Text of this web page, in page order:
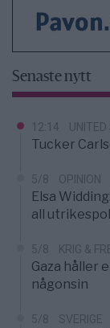
Senaste nytt
12:14
Tucker
5/8 OPINION
Elsa
all
5/8 KRIG &
Gaza håller
någonsin
5/8 SVERIGE